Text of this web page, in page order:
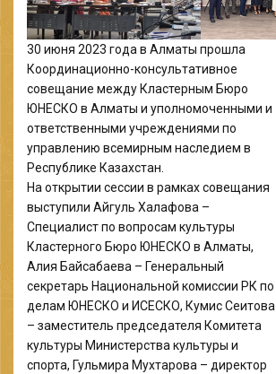
30 июня 2023 года в Алматы прошла
Координационно-консультативное
совещание между Кластерным Бюро
ЮНЕСКО в Алматы и уполномоченными и
ответственными учреждениями по
управлению всемирным наследием в
Республике Казахстан.
На открытии сессии в рамках совещания
выступили Айгуль Халафова –
Специалист по вопросам культуры
Кластерного Бюро ЮНЕСКО в Алматы,
Алия Байсабаева – Генеральный
секретарь Национальной комиссии РК по
делам ЮНЕСКО и ИСЕСКО, Кумис Сеитова
– заместитель председателя Комитета
культуры Министерства культуры и
спорта, Гульмира Мухтарова – директор